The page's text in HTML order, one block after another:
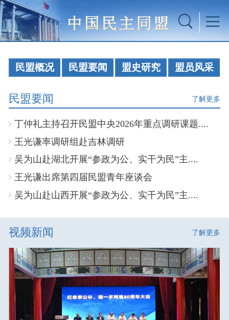
民盟概况 民盟要闻 盟史研究 盟员风采
民盟要闻 了解更多
丁仲礼主持召开民盟中央2026年重点调研课题....
王光谦率调研组赴吉林调研
吴为山赴湖北开展“参政为公、实干为民”主....
王光谦出席第四届民盟青年座谈会
吴为山赴山西开展“参政为公、实干为民”主....
视频新闻 了解更多